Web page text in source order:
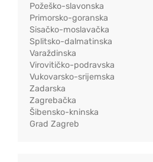
Požeško-slavonska
Primorsko-goranska
Sisačko-moslavačka
Splitsko-dalmatinska
Varaždinska
Virovitičko-podravska
Vukovarsko-srijemska
Zadarska
Zagrebačka
Šibensko-kninska
Grad Zagreb